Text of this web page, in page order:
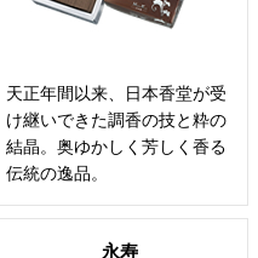
天正年間以来、日本香堂が受
け継いできた調香の技と粋の
結晶。奥ゆかしく芳しく香る
伝統の逸品。
永寿